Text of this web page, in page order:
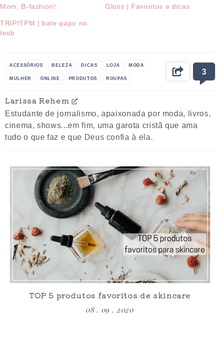
Mom, B-fashion! Gloss | Favoritos e dicas
TRIP/TPM | bate-papo no
Iesb
ACESSÓRIOS BELEZA DICAS LOJA MODA
MULHER ONLINE PRODUTOS ROUPAS
3
Larissa Rehem
Estudante de jornalismo, apaixonada por moda, livros,
cinema, shows...em fim, uma garota cristã que ama
tudo o que faz e que Deus confia à ela.
TOP 5 produtos favoritos de skincare
08 . 09 . 2020